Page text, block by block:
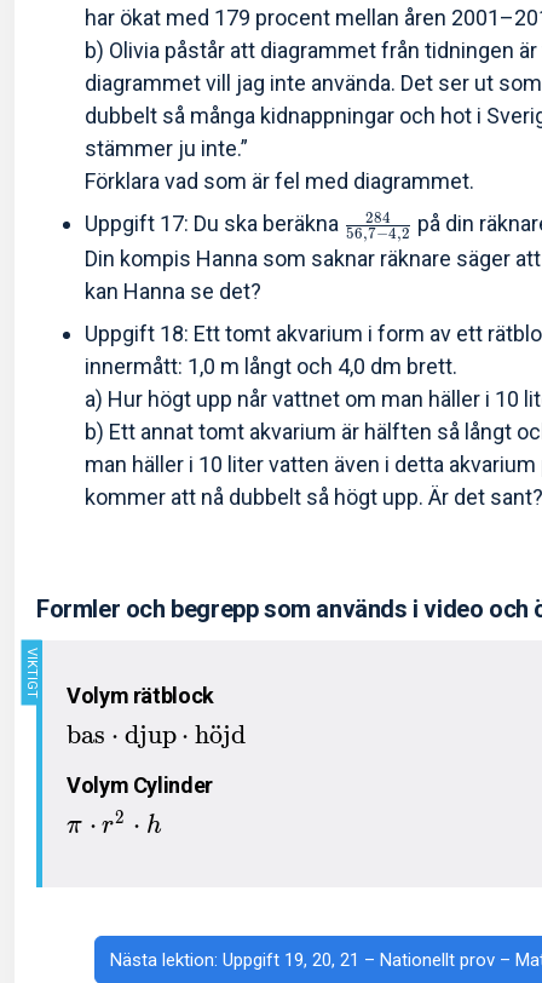
har ökat med 179 procent mellan åren
b) Olivia påstår att diagrammet från tidningen
diagrammet vill jag inte använda. Det ser ut
dubbelt så många kidnappningar och hot i
stämmer ju inte.”
Förklara vad som är fel med diagrammet.
Uppgift 17: Du ska beräkna 56,7−4,2
284
på din
Din kompis Hanna som saknar räknare säger
kan Hanna se det?
Uppgift 18: Ett tomt akvarium i form av ett
innermått: 1,0 m långt och 4,0 dm brett.
a) Hur högt upp når vattnet om man häller i 10
b) Ett annat tomt akvarium är hälften så långt
man häller i 10 liter vatten även i detta
kommer att nå dubbelt så högt upp. Är det
Formler och begrepp som används i video och
Volym rätblock
bas ⋅ djup ⋅ ho
¨jd
Volym Cylinder
π ⋅ r2 ⋅ h
Nästa lektion: Uppgift 19, 20, 21 – Nationellt prov –